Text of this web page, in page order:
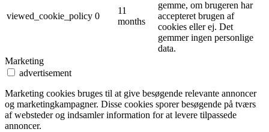
viewed_cookie_policy 0
11
months
gemme, om brugeren har
accepteret brugen af ​​
cookies eller ej. Det
gemmer ingen personlige
data.
Marketing
advertisement
Marketing cookies bruges til at give besøgende relevante annoncer
og marketingkampagner. Disse cookies sporer besøgende på tværs
af websteder og indsamler information for at levere tilpassede
annoncer.